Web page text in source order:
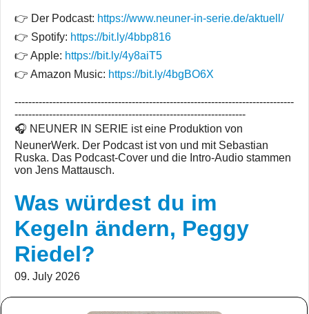
👉 Der Podcast: https://www.neuner-in-serie.de/aktuell/
👉 Spotify: https://bit.ly/4bbp816
👉 Apple: https://bit.ly/4y8aiT5
👉 Amazon Music: https://bit.ly/4bgBO6X
---------------------------------------------------------------------------------
-------------------------------------------------------------------
🎧 NEUNER IN SERIE ist eine Produktion von
NeunerWerk. Der Podcast ist von und mit Sebastian
Ruska. Das Podcast-Cover und die Intro-Audio stammen
von Jens Mattausch.
Was würdest du im
Kegeln ändern, Peggy
Riedel?
09. July 2026